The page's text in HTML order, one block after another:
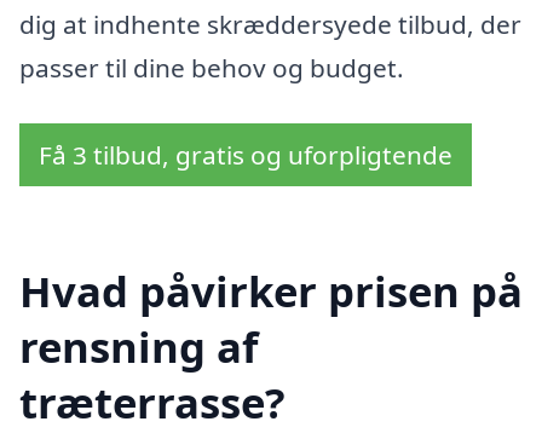
dig at indhente skræddersyede tilbud, der
passer til dine behov og budget.
Få 3 tilbud, gratis og uforpligtende
Hvad påvirker prisen på
rensning af
træterrasse?